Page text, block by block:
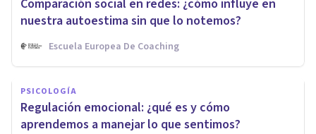
Comparación social en redes: ¿cómo influye en
nuestra autoestima sin que lo notemos?
Escuela Europea De Coaching
PSICOLOGÍA
Regulación emocional: ¿qué es y cómo
aprendemos a manejar lo que sentimos?